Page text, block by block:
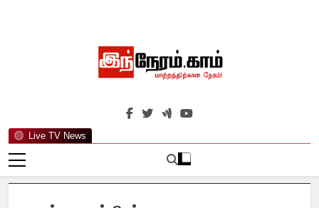
Live TV News
இந்நேரம்.காம்
செய்திகளுக்கு அப்பால்…